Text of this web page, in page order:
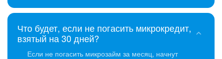
Что будет, если не погасить микрокредит,
взятый на 30 дней?
Если не погасить микрозайм за месяц, начнут